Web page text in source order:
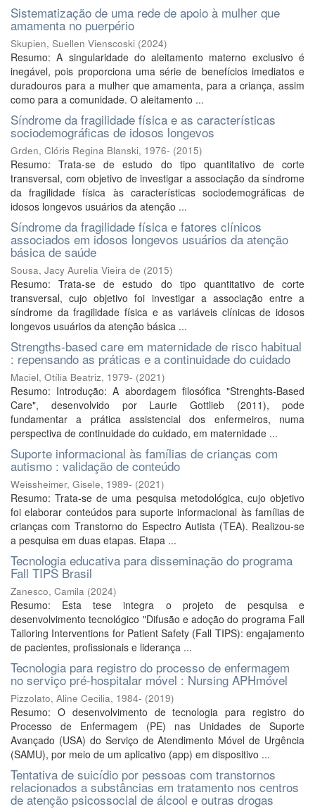
Sistematização de uma rede de apoio à mulher que
amamenta no puerpério
Skupien, Suellen Vienscoski (2024)
Resumo: A singularidade do aleitamento materno exclusivo é
inegável, pois proporciona uma série de benefícios imediatos e
duradouros para a mulher que amamenta, para a criança, assim
como para a comunidade. O aleitamento ...
Síndrome da fragilidade física e as características
sociodemográficas de idosos longevos
Grden, Clóris Regina Blanski, 1976- (2015)
Resumo: Trata-se de estudo do tipo quantitativo de corte
transversal, com objetivo de investigar a associação da síndrome
da fragilidade física às características sociodemográficas de
idosos longevos usuários da atenção ...
Síndrome da fragilidade física e fatores clínicos
associados em idosos longevos usuários da atenção
básica de saúde
Sousa, Jacy Aurelia Vieira de (2015)
Resumo: Trata-se de estudo do tipo quantitativo de corte
transversal, cujo objetivo foi investigar a associação entre a
síndrome da fragilidade física e as variáveis clínicas de idosos
longevos usuários da atenção básica ...
Strengths-based care em maternidade de risco habitual
: repensando as práticas e a continuidade do cuidado
Maciel, Otília Beatriz, 1979- (2021)
Resumo: Introdução: A abordagem filosófica "Strenghts-Based
Care", desenvolvido por Laurie Gottlieb (2011), pode
fundamentar a prática assistencial dos enfermeiros, numa
perspectiva de continuidade do cuidado, em maternidade ...
Suporte informacional às famílias de crianças com
autismo : validação de conteúdo
Weissheimer, Gisele, 1989- (2021)
Resumo: Trata-se de uma pesquisa metodológica, cujo objetivo
foi elaborar conteúdos para suporte informacional às famílias de
crianças com Transtorno do Espectro Autista (TEA). Realizou-se
a pesquisa em duas etapas. Etapa ...
Tecnologia educativa para disseminação do programa
Fall TIPS Brasil
Zanesco, Camila (2024)
Resumo: Esta tese integra o projeto de pesquisa e
desenvolvimento tecnológico "Difusão e adoção do programa Fall
Tailoring Interventions for Patient Safety (Fall TIPS): engajamento
de pacientes, profissionais e liderança ...
Tecnologia para registro do processo de enfermagem
no serviço pré-hospitalar móvel : Nursing APHmóvel
Pizzolato, Aline Cecilia, 1984- (2019)
Resumo: O desenvolvimento de tecnologia para registro do
Processo de Enfermagem (PE) nas Unidades de Suporte
Avançado (USA) do Serviço de Atendimento Móvel de Urgência
(SAMU), por meio de um aplicativo (app) em dispositivo ...
Tentativa de suicídio por pessoas com transtornos
relacionados a substâncias em tratamento nos centros
de atenção psicossocial de álcool e outras drogas